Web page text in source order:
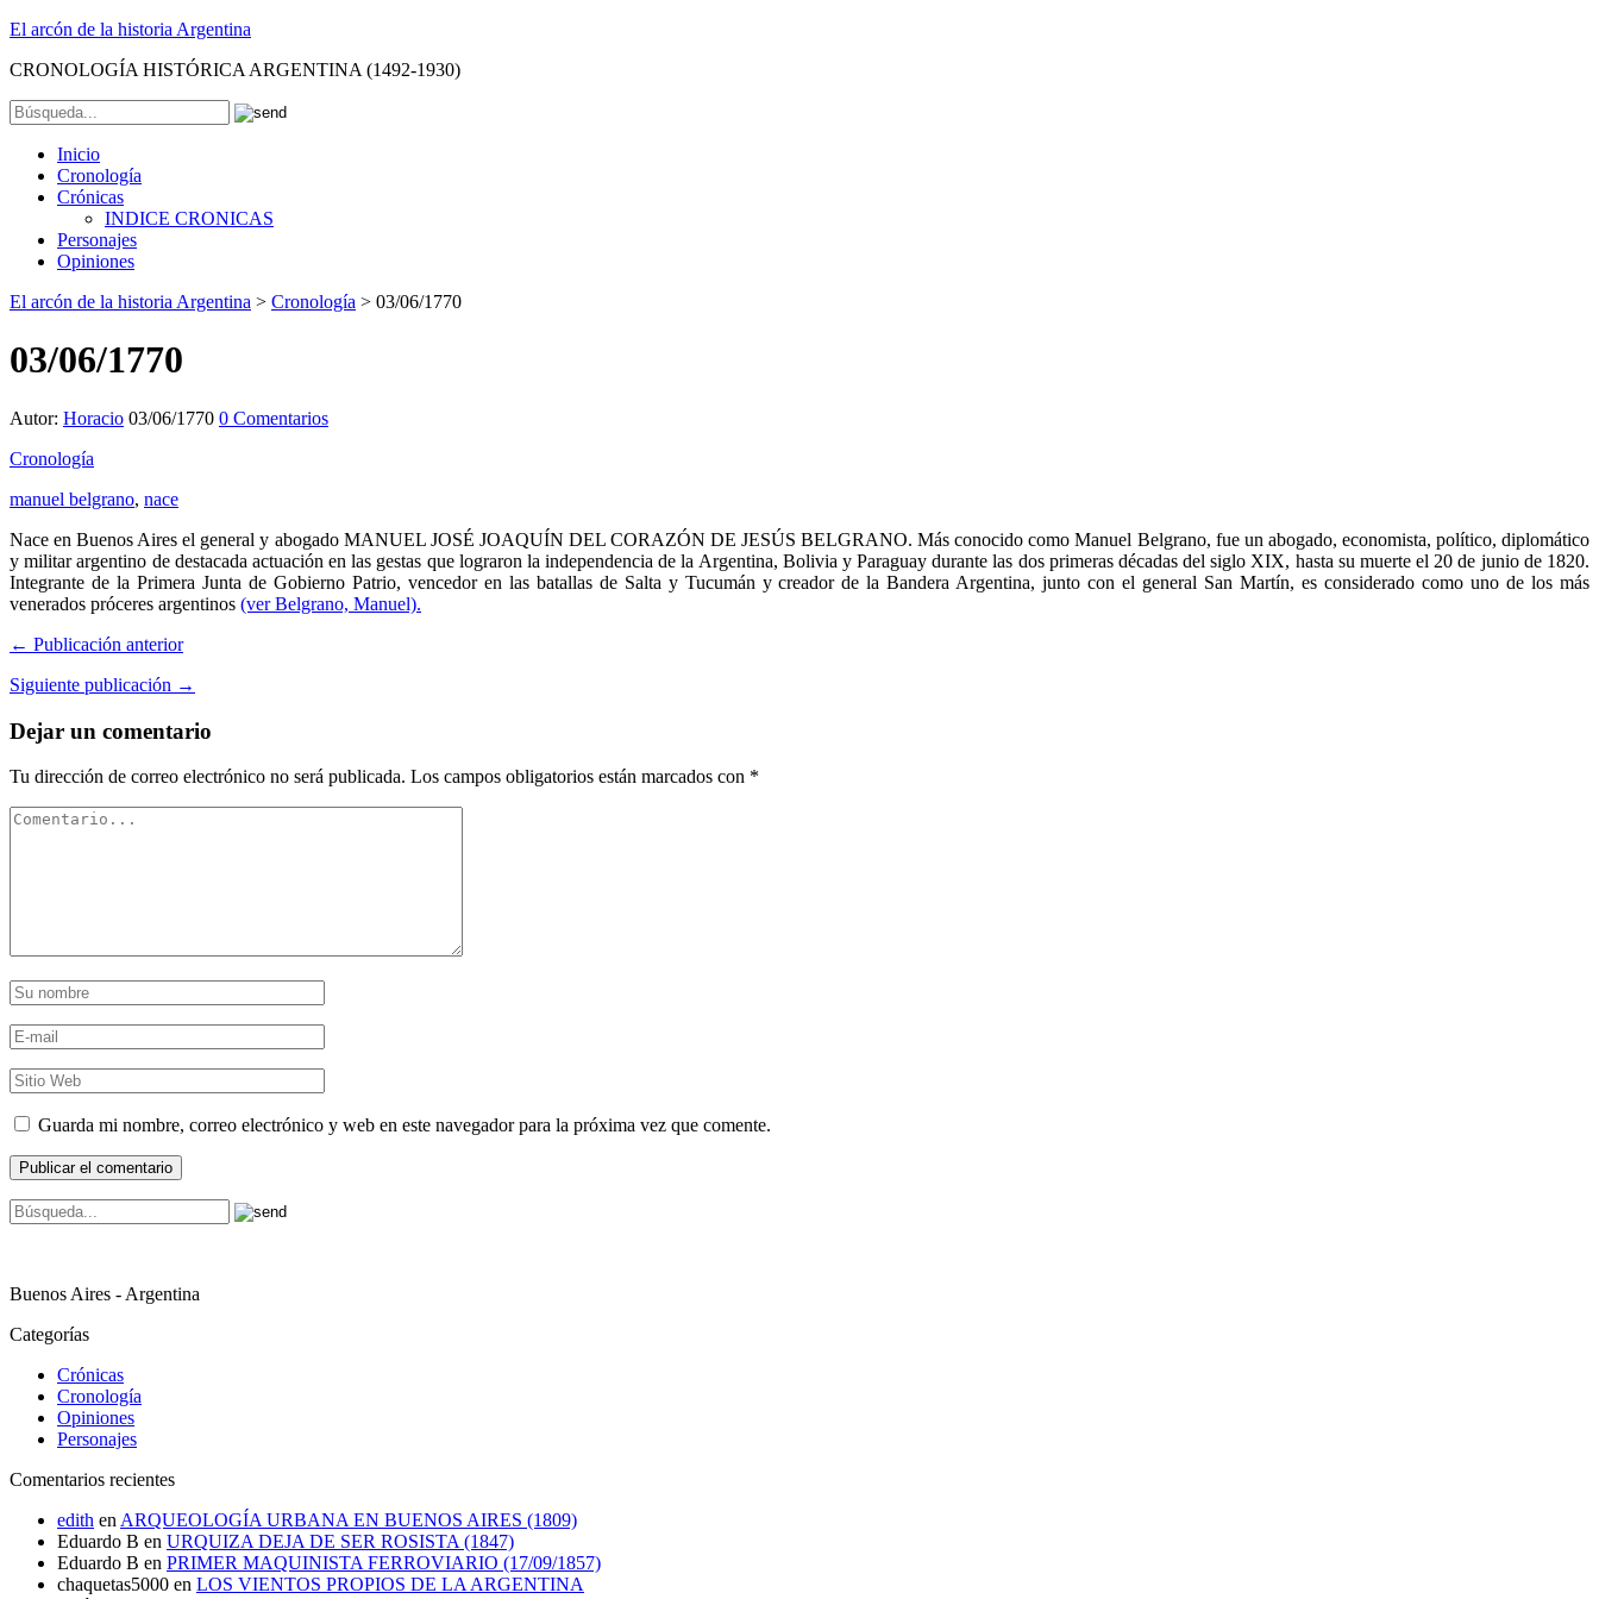
El arcón de la historia Argentina
CRONOLOGÍA HISTÓRICA ARGENTINA (1492-1930)
Inicio
Cronología
Crónicas
INDICE CRONICAS
Personajes
Opiniones
El arcón de la historia Argentina > Cronología > 03/06/1770
03/06/1770
Autor: Horacio 03/06/1770 0 Comentarios
Cronología
manuel belgrano, nace
Nace en Buenos Aires el general y abogado MANUEL JOSÉ JOAQUÍN DEL CORAZÓN DE JESÚS BELGRANO. Más conocido como Manuel Belgrano, fue un abogado, economista, político, diplomático
y militar argentino de destacada actuación en las gestas que lograron la independencia de la Argentina, Bolivia y Paraguay durante las dos primeras décadas del siglo XIX, hasta su muerte el 20 de junio de 1820.
Integrante de la Primera Junta de Gobierno Patrio, vencedor en las batallas de Salta y Tucumán y creador de la Bandera Argentina, junto con el general San Martín, es considerado como uno de los más
venerados próceres argentinos (ver Belgrano, Manuel).
← Publicación anterior
Siguiente publicación →
Dejar un comentario
Tu dirección de correo electrónico no será publicada. Los campos obligatorios están marcados con *
Guarda mi nombre, correo electrónico y web en este navegador para la próxima vez que comente.
Buenos Aires - Argentina
Categorías
Crónicas
Cronología
Opiniones
Personajes
Comentarios recientes
edith en ARQUEOLOGÍA URBANA EN BUENOS AIRES (1809)
Eduardo B en URQUIZA DEJA DE SER ROSISTA (1847)
Eduardo B en PRIMER MAQUINISTA FERROVIARIO (17/09/1857)
chaquetas5000 en LOS VIENTOS PROPIOS DE LA ARGENTINA